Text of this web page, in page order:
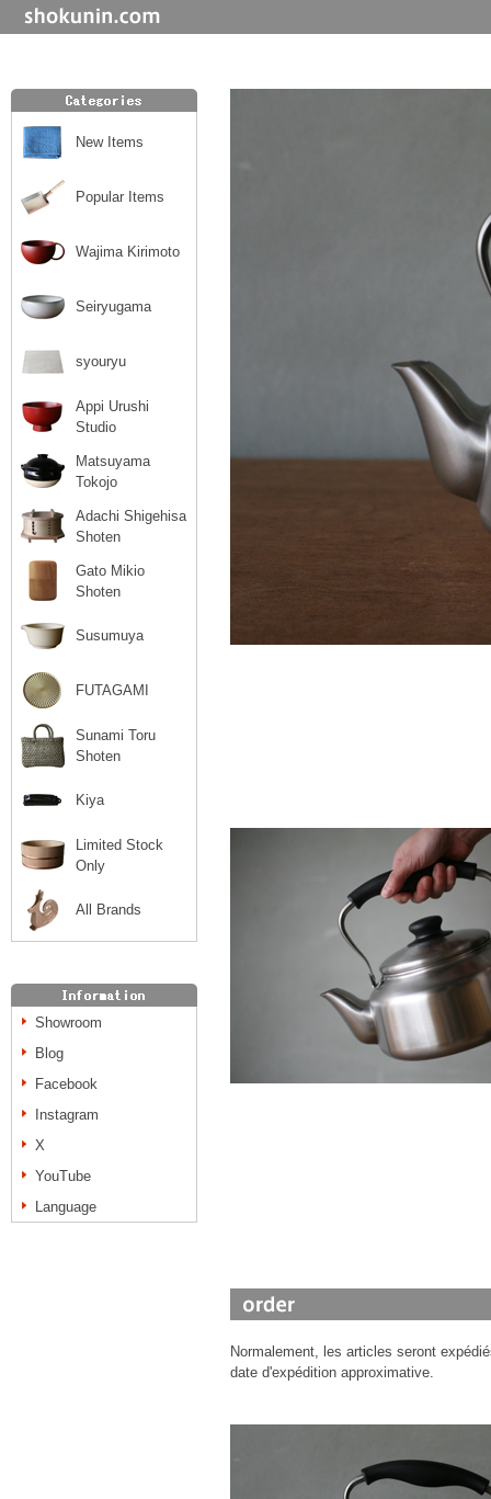
New Items
Popular Items
Wajima Kirimoto
Seiryugama
syouryu
Appi Urushi
Studio
Matsuyama
Tokojo
Adachi Shigehisa
Shoten
Gato Mikio
Shoten
Susumuya
FUTAGAMI
Sunami Toru
Shoten
Kiya
Limited Stock
Only
All Brands
Showroom
Blog
Facebook
Instagram
X
YouTube
Language
Normalement, les articles seront
date d'expédition approximative.